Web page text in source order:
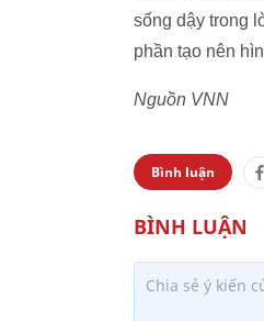
sống dậy trong
phần tạo nên
Nguồn VNN
Bình luận